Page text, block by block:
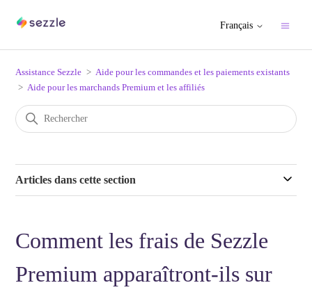
Français
Assistance Sezzle
Aide pour les commandes et les paiements existants
Aide pour les marchands Premium et les affiliés
Articles dans cette section
Comment les frais de Sezzle
Premium apparaîtront-ils sur